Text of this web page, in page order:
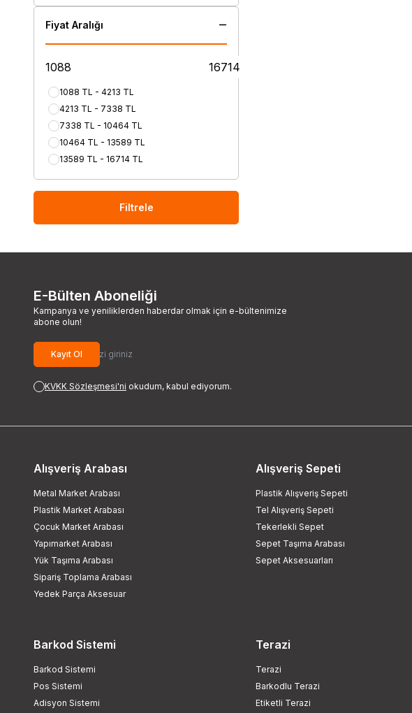
Fiyat Aralığı
1088 TL - 4213 TL
4213 TL - 7338 TL
7338 TL - 10464 TL
10464 TL - 13589 TL
13589 TL - 16714 TL
Filtrele
E-Bülten Aboneliği
Kampanya ve yeniliklerden haberdar olmak için e-bültenimize
abone olun!
Kayıt Ol
KVKK Sözleşmesi'ni okudum, kabul ediyorum.
Alışveriş Arabası
Metal Market Arabası
Plastik Market Arabası
Çocuk Market Arabası
Yapımarket Arabası
Yük Taşıma Arabası
Sipariş Toplama Arabası
Yedek Parça Aksesuar
Alışveriş Sepeti
Plastik Alışveriş Sepeti
Tel Alışveriş Sepeti
Tekerlekli Sepet
Sepet Taşıma Arabası
Sepet Aksesuarları
Barkod Sistemi
Barkod Sistemi
Pos Sistemi
Adisyon Sistemi
Terazi
Terazi
Barkodlu Terazi
Etiketli Terazi